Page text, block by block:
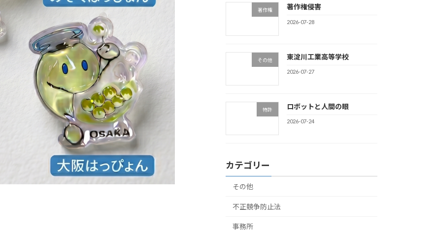
著作権 著作権侵害
2026-07-28
その他 東淀川工業高等学校
2026-07-27
特許 ロボットと人間の眼
2026-07-24
カテゴリー
その他
不正競争防止法
事務所